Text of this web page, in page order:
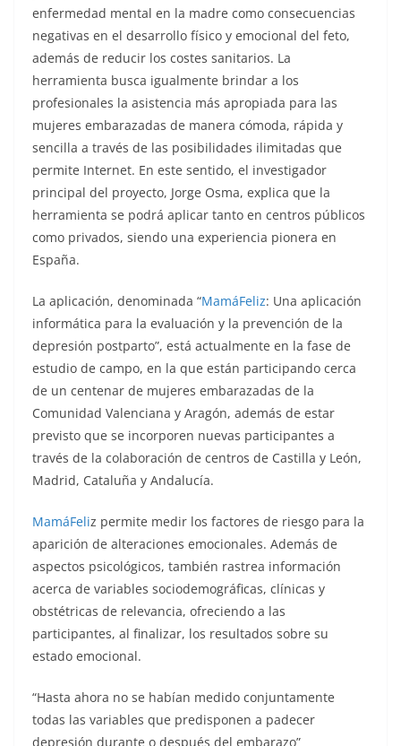
enfermedad mental en la madre como consecuencias
negativas en el desarrollo físico y emocional del feto,
además de reducir los costes sanitarios. La
herramienta busca igualmente brindar a los
profesionales la asistencia más apropiada para las
mujeres embarazadas de manera cómoda, rápida y
sencilla a través de las posibilidades ilimitadas que
permite Internet. En este sentido, el investigador
principal del proyecto, Jorge Osma, explica que la
herramienta se podrá aplicar tanto en centros públicos
como privados, siendo una experiencia pionera en
España.
La aplicación, denominada “MamáFeliz: Una aplicación
informática para la evaluación y la prevención de la
depresión postparto”, está actualmente en la fase de
estudio de campo, en la que están participando cerca
de un centenar de mujeres embarazadas de la
Comunidad Valenciana y Aragón, además de estar
previsto que se incorporen nuevas participantes a
través de la colaboración de centros de Castilla y León,
Madrid, Cataluña y Andalucía.
MamáFeliz permite medir los factores de riesgo para la
aparición de alteraciones emocionales. Además de
aspectos psicológicos, también rastrea información
acerca de variables sociodemográficas, clínicas y
obstétricas de relevancia, ofreciendo a las
participantes, al finalizar, los resultados sobre su
estado emocional.
“Hasta ahora no se habían medido conjuntamente
todas las variables que predisponen a padecer
depresión durante o después del embarazo”